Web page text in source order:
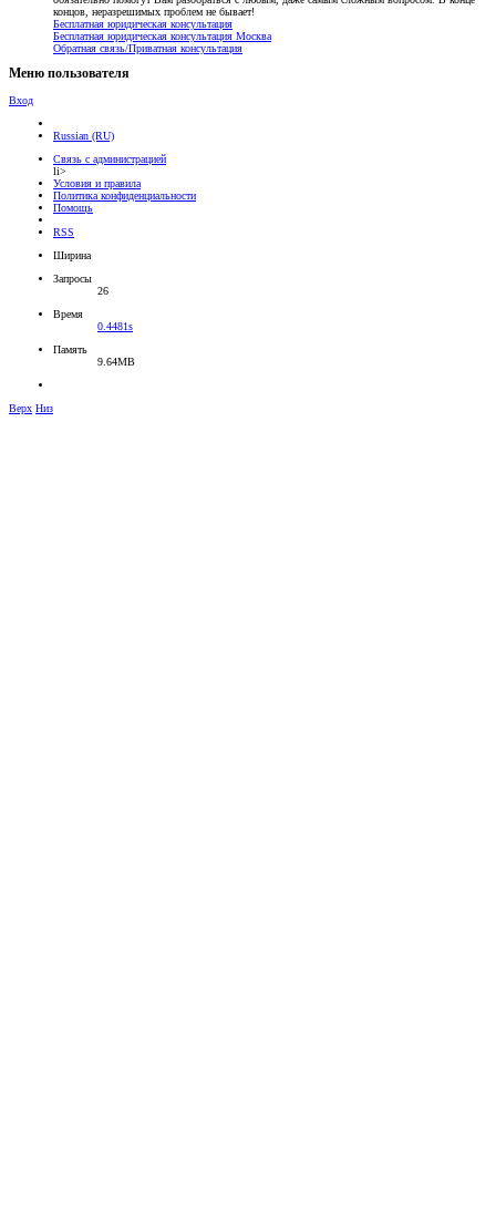
концов, неразрешимых проблем не бывает!
Бесплатная юридическая консультация
Бесплатная юридическая консультация Москва
Обратная связь/Приватная консультация
Меню пользователя
Вход
Russian (RU)
Связь с администрацией
li>
Условия и правила
Политика конфиденциальности
Помощь
RSS
Ширина
Запросы
26
Время
0.4481s
Память
9.64MB
Верх Низ